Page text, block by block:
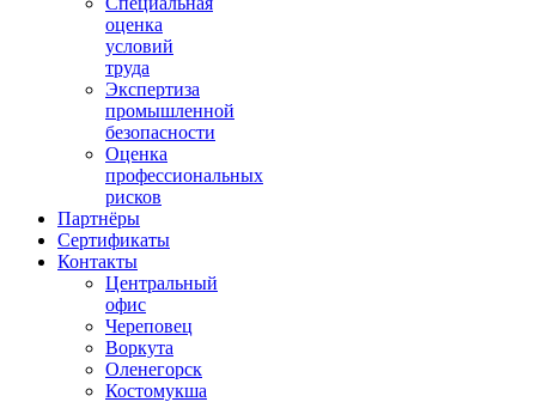
оценка
условий
труда
Экспертиза
промышленной
безопасности
Оценка
профессиональных
рисков
Партнёры
Сертификаты
Контакты
Центральный
офис
Череповец
Воркута
Оленегорск
Костомукша